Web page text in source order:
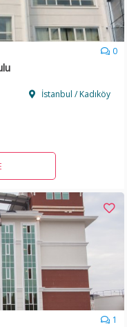
0
İstanbul / Kadıköy
1